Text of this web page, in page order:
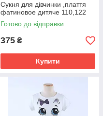
Сукня для дівчинки ,плаття
фатиновое дитяче 110,122
Готово до відправки
375 ₴
Купити